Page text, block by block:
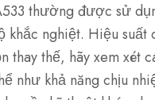
thường được sử
nghiệt. Hiệu
thế, hãy xem xét
khả năng chịu